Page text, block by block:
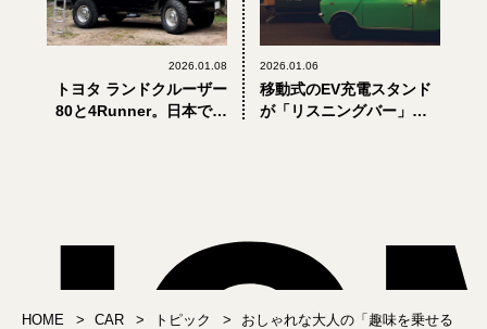
2026.01.08
トヨタ ランドクルーザー
80と4Runner。日本でも
2026.01.06
移動式のEV充電スタンド
が「リスニングバー」に
HOME CAR トピック
おしゃれな大人の「趣味を乗せる